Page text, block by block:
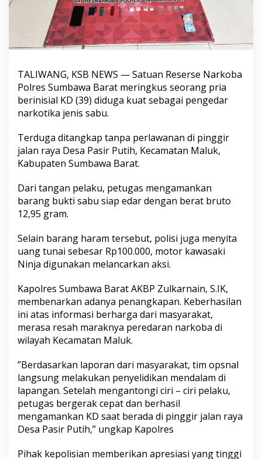
TALIWANG, KSB NEWS — Satuan Reserse Narkoba
Polres Sumbawa Barat meringkus seorang pria
berinisial KD (39) diduga kuat sebagai pengedar
narkotika jenis sabu.
Terduga ditangkap tanpa perlawanan di pinggir
jalan raya Desa Pasir Putih, Kecamatan Maluk,
Kabupaten Sumbawa Barat.
​Dari tangan pelaku, petugas mengamankan
barang bukti sabu siap edar dengan berat bruto
12,95 gram.
Selain barang haram tersebut, polisi juga menyita
uang tunai sebesar Rp100.000, motor kawasaki
Ninja digunakan melancarkan aksi.
​Kapolres Sumbawa Barat AKBP Zulkarnain, S.IK,
membenarkan adanya penangkapan. Keberhasilan
ini atas informasi berharga dari masyarakat,
merasa resah maraknya peredaran narkoba di
wilayah Kecamatan Maluk.
​”Berdasarkan laporan dari masyarakat, tim opsnal
langsung melakukan penyelidikan mendalam di
lapangan. Setelah mengantongi ciri – ciri pelaku,
petugas bergerak cepat dan berhasil
mengamankan KD saat berada di pinggir jalan raya
Desa Pasir Putih,” ungkap Kapolres
​Pihak kepolisian memberikan apresiasi yang tinggi